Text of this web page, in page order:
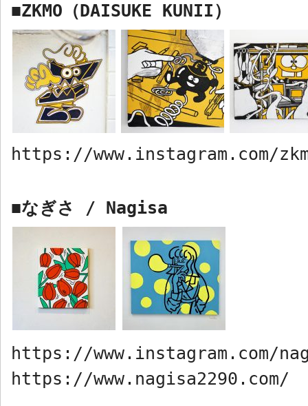
■ZKMO （DAISUKE KUNII）
https://www.instagram.com/
■なぎさ / Nagisa
https://www.instagram.com/
https://www.nagisa2290.com/